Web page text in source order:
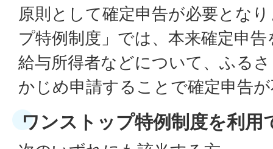
原則として確定申告が必要とな
プ特例制度」では、本来確定申
給与所得者などについて、ふる
かじめ申請することで確定申告
ワンストップ特例制度を利用